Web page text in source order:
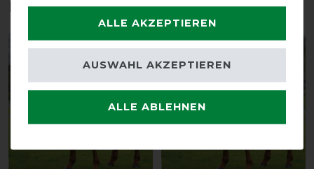
Das perfekte Zubehör für dich
-10% -10%
ALLE AKZEPTIEREN
ALLE ABLEHNEN
AUSWAHL AKZEPTIEREN